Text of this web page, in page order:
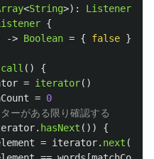
<String>): Listener
{
-> Boolean = { false }
call ()
{
= iterator()
= 0
ーがある限り確認する
. hasNext ())
{
= iterator. next ()